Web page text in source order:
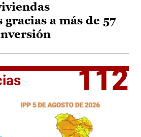
a más de 57
112